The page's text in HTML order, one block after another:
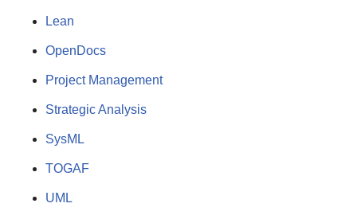
Lean
OpenDocs
Project Management
Strategic Analysis
SysML
TOGAF
UML